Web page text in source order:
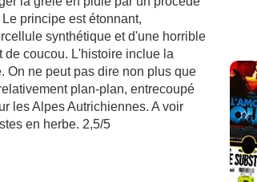
principe est étonnant,
synthétique et d'une horrible
de coucou. L'histoire inclue la
On ne peut pas dire non plus que
plan-plan, entrecoupé
les Alpes Autrichiennes. A voir
en herbe. 2,5/5